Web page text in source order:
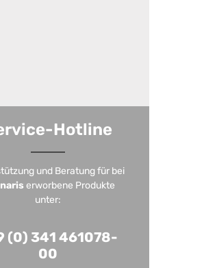
Hotline
und Beratung für bei
erworbene Produkte
unter:
(0) 341 461078-
00